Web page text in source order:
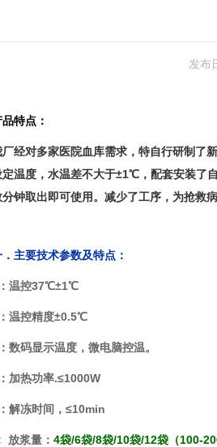
发布
品特点：
厂经对多家医院血库需求，特自行研制了
定温度，水温差不大于±1℃，配套安装了
分钟取出即可使用。减少了工序，为抢救
主要技术参数及特点：
温控37℃±1℃
温控精度±0.5℃
数码显示温度，微电脑控温。
加热功率.≤1000W
解冻时间，≤10min
放浆量：4袋/6袋/8袋/10袋/12袋（100-